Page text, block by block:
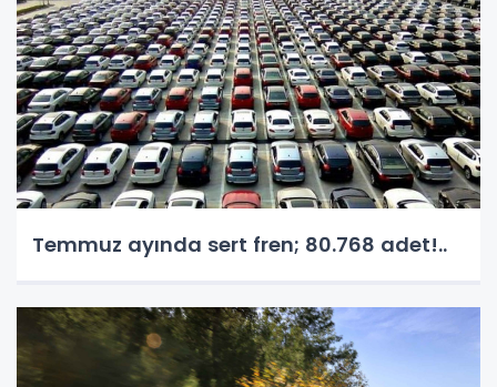
Temmuz ayında sert fren; 80.768 adet!..